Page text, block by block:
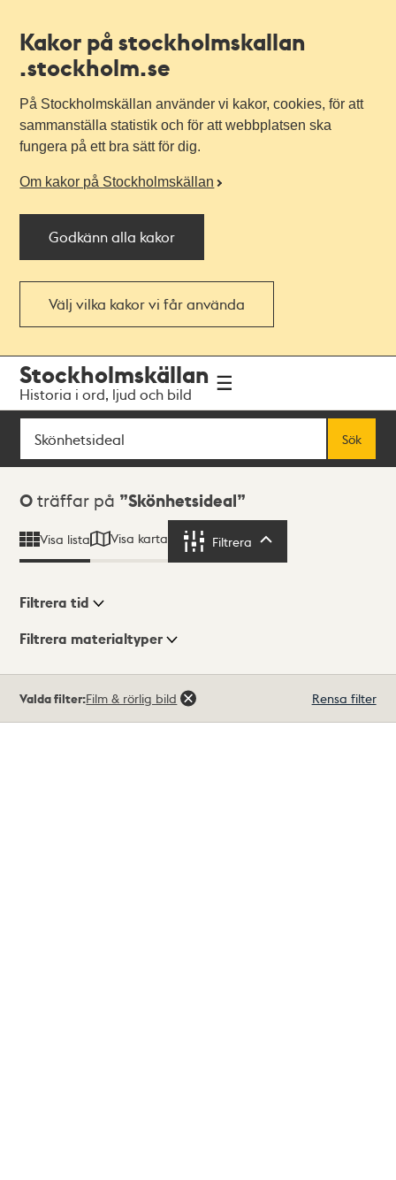
Kakor på stockholmskallan
.stockholm.se
På Stockholmskällan använder vi kakor, cookies, för att
sammanställa statistik och för att webbplatsen ska
fungera på ett bra sätt för dig.
Om kakor på Stockholmskällan
Godkänn alla kakor
Välj vilka kakor vi får använda
navigationen
huvudinnehållet
Stockholmskällan
Historia i ord, ljud och bild
Sök
Sök
Sökresultat
0 träffar på Skönhetsideal
Visa lista Visa karta Filtrera
Visningsläge
Filtrera tid
Filtrera materialtyper
träffar
Valda filter:Film & rörlig bild Rensa filter